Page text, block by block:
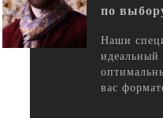
по
Наши
идеальный
вас